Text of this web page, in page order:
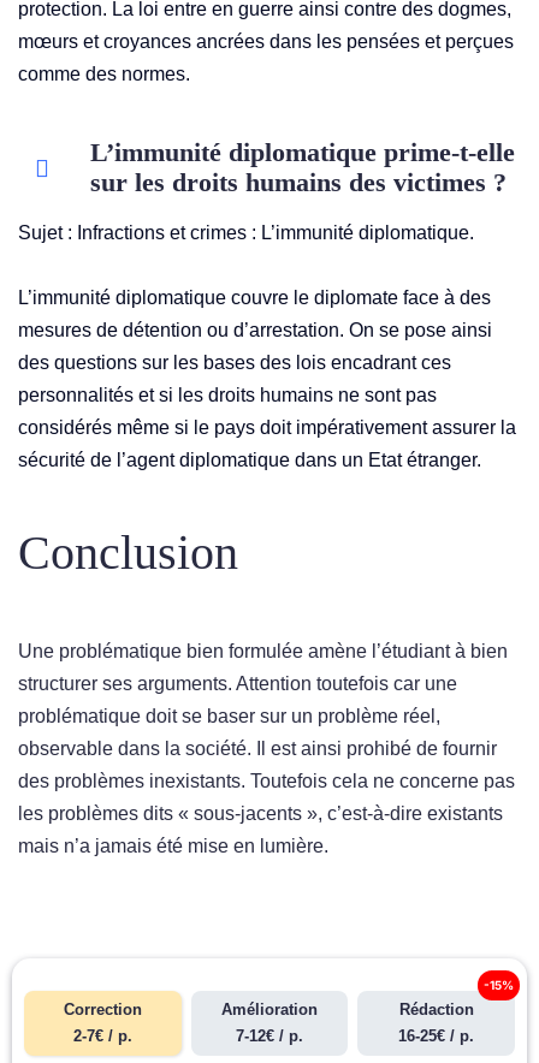
protection. La loi entre en guerre ainsi contre des dogmes,
mœurs et croyances ancrées dans les pensées et perçues
comme des normes.
L’immunité diplomatique prime-t-elle
sur les droits humains des victimes ?
Sujet : Infractions et crimes : L’immunité diplomatique.
L’immunité diplomatique couvre le diplomate face à des
mesures de détention ou d’arrestation. On se pose ainsi
des questions sur les bases des lois encadrant ces
personnalités et si les droits humains ne sont pas
considérés même si le pays doit impérativement assurer la
sécurité de l’agent diplomatique dans un Etat étranger.
Conclusion
Une problématique bien formulée amène l’étudiant à bien
structurer ses arguments. Attention toutefois car une
problématique doit se baser sur un problème réel,
observable dans la société. Il est ainsi prohibé de fournir
des problèmes inexistants. Toutefois cela ne concerne pas
les problèmes dits « sous-jacents », c’est-à-dire existants
mais n’a jamais été mise en lumière.
Correction
2-7€ / p.
Amélioration
7-12€ / p.
Rédaction
16-25€ / p.
-15%